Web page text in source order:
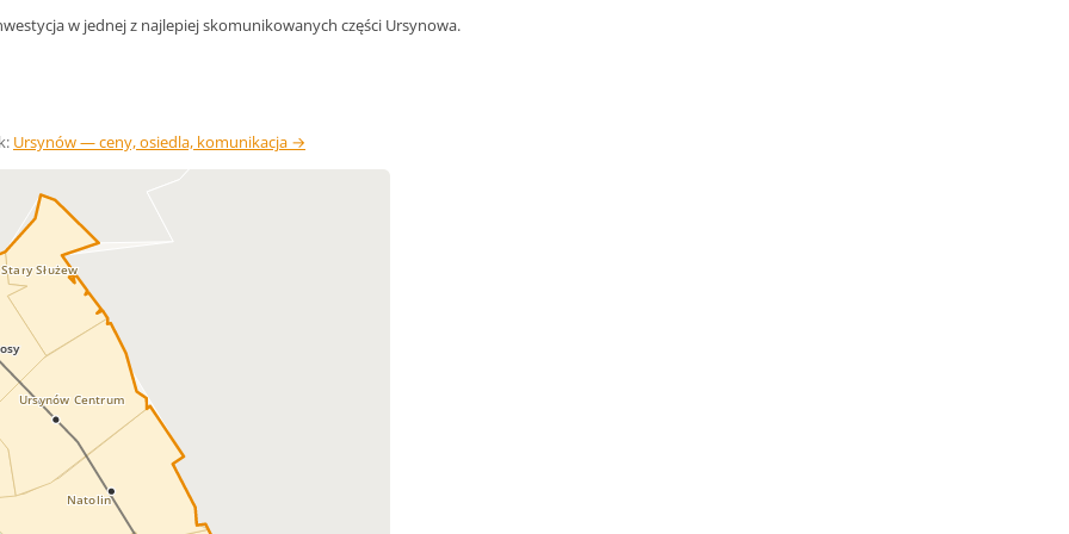
w jednej z najlepiej skomunikowanych części Ursynowa.
Ursynów — ceny, osiedla, komunikacja →
Natolin
Stary Służew
Ursynów Centrum